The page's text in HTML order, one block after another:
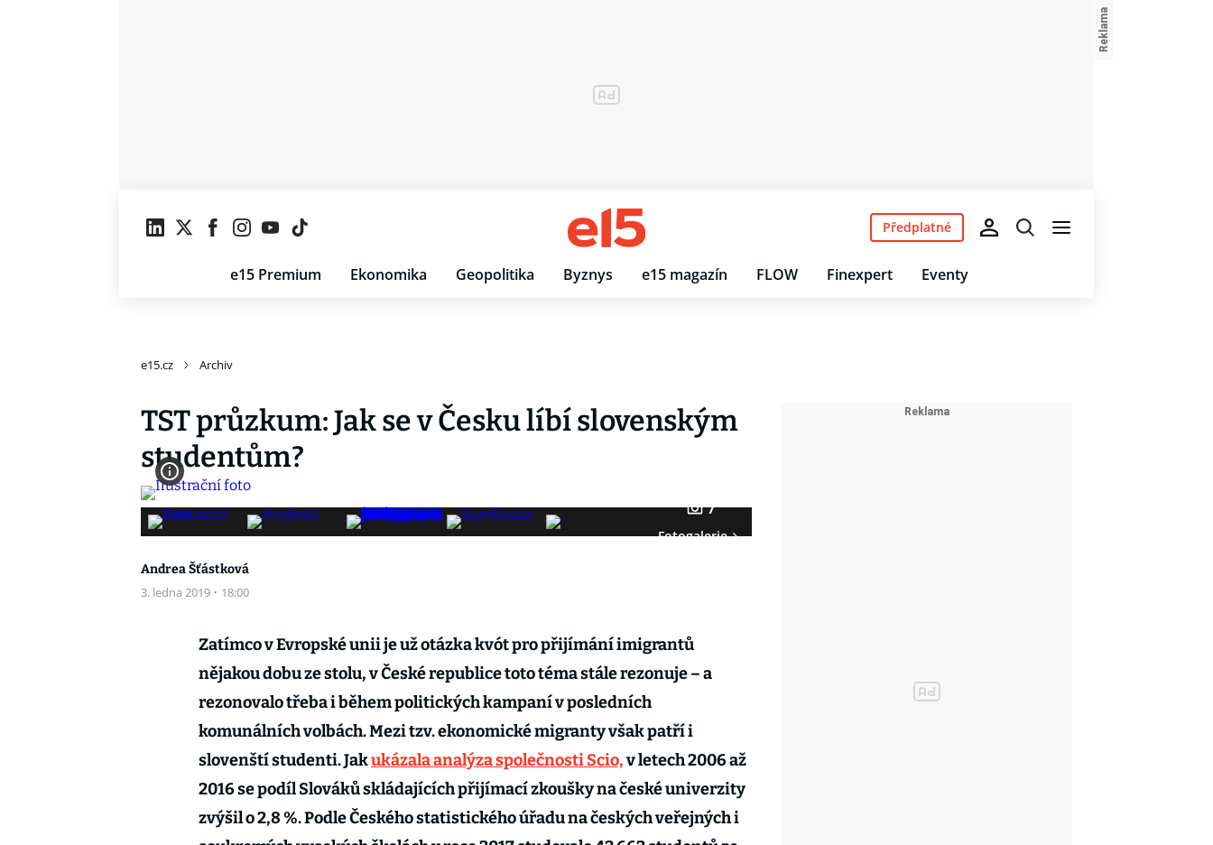
e15 Premium Ekonomika Geopolitika Byznys e15 magazín FLOW Finexpert Eventy
Předplatné
e15.cz Archiv
TST průzkum: Jak se v Česku líbí slovenským
studentům?
7
Fotogalerie
Andrea Šťástková
3. ledna 2019 · 18:00
Zatímco v Evropské unii je už otázka kvót pro přijímání imigrantů
nějakou dobu ze stolu, v České republice toto téma stále rezonuje – a
rezonovalo třeba i během politických kampaní v posledních
komunálních volbách. Mezi tzv. ekonomické migranty však patří i
slovenští studenti. Jakukázala analýza společnosti Scio,v letech 2006 až
2016 se podíl Slováků skládajících přijímací zkoušky na české univerzity
zvýšil o 2,8 %. Podle Českého statistického úřadu na českých veřejných i